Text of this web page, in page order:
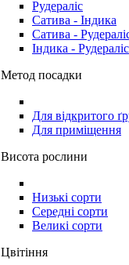
Рудераліс
Сатива - Індика
Сатива -
Індика - Рудераліс
Метод посадки
Для відкритого
Для приміщення
Висота рослини
Низькі сорти
Середні сорти
Великі сорти
Цвітіння